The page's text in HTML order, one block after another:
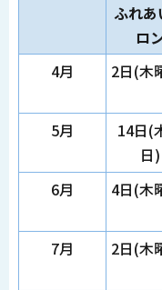
ふれあ
ロ
4月
2日(木
5月
14日(
日)
6月
4日(木
7月
2日(木